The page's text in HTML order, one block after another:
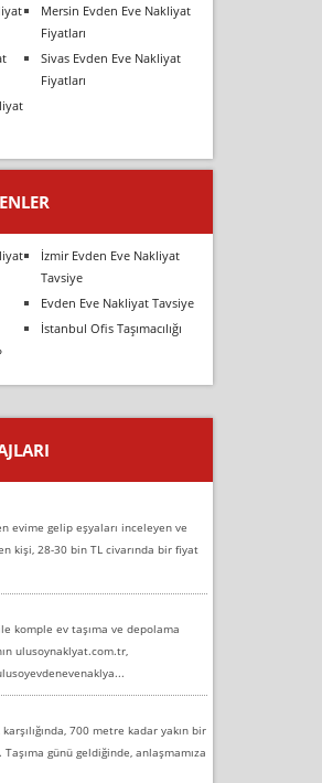
Mersin Evden Eve Nakliyat
Fiyatları
Sivas Evden Eve Nakliyat
Fiyatları
İzmir Evden Eve Nakliyat
Tavsiye
Evden Eve Nakliyat Tavsiye
İstanbul Ofis Taşımacılığı
evime gelip eşyaları inceleyen ve
kişi, 28-30 bin TL civarında bir fiyat
komple ev taşıma ve depolama
ulusoynaklyat.com.tr,
700 metre kadar yakın bir
günü geldiğinde, anlaşmamıza